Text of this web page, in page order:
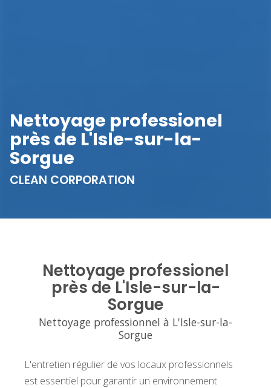
Nettoyage professionel
près de L'Isle-sur-la-
Sorgue
CLEAN CORPORATION
Nettoyage professionel
près de L'Isle-sur-la-
Sorgue
Nettoyage professionnel à L'Isle-sur-la-
Sorgue
L'entretien régulier de vos locaux professionnels
est essentiel pour garantir un environnement